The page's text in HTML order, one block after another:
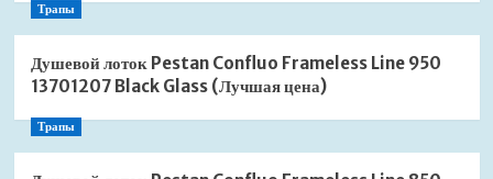
Трапы
Душевой лоток Pestan Confluo Frameless Line 950
13701207 Black Glass (Лучшая цена)
Трапы